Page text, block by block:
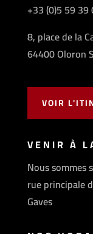
+33 (0)5 59 39
8, place de la
64400 Oloron
VOIR
VENIR À
Nous sommes
rue principale
Gaves